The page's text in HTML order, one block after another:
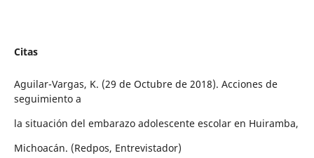
Citas
Aguilar-Vargas, K. (29 de Octubre de 2018). Acciones de
seguimiento a
la situación del embarazo adolescente escolar en Huiramba,
Michoacán. (Redpos, Entrevistador)